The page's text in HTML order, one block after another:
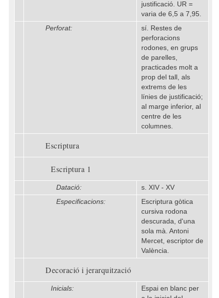
justificació. UR =
varia de 6,5 a 7,95.
Perforat:
sí. Restes de
perforacions
rodones, en grups
de parelles,
practicades molt a
prop del tall, als
extrems de les
línies de justificació;
al marge inferior, al
centre de les
columnes.
Escriptura
Escriptura 1
Datació:
s. XIV - XV
Especificacions:
Escriptura gòtica
cursiva rodona
descurada, d'una
sola mà. Antoni
Mercet, escriptor de
València.
Decoració i jerarquització
Inicials:
Espai en blanc per